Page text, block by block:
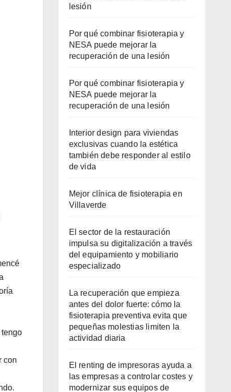
con
lesión
Por qué combinar fisioterapia y
NESA puede mejorar la
recuperación de una lesión
Por qué combinar fisioterapia y
NESA puede mejorar la
recuperación de una lesión
Interior design para viviendas
exclusivas cuando la estética
también debe responder al estilo
de vida
Mejor clínica de fisioterapia en
Villaverde
El sector de la restauración
impulsa su digitalización a través
del equipamiento y mobiliario
especializado
La recuperación que empieza
antes del dolor fuerte: cómo la
fisioterapia preventiva evita que
pequeñas molestias limiten la
actividad diaria
El renting de impresoras ayuda a
las empresas a controlar costes y
modernizar sus equipos de